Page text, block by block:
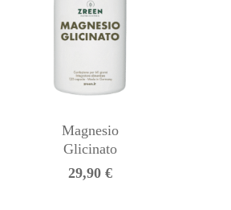
Magnesio
Glicinato
29,90 €